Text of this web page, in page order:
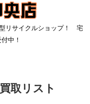
リサイクルショップ！ 宅
中！
取リスト